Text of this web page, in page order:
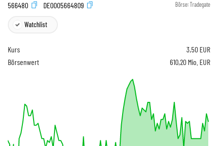
566480
DE0005664809 Börse: Tradegate
Watchlist
Kurs 3,50 EUR
Börsenwert
610,20 Mio. EUR